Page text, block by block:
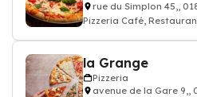
rue du Simplon 45,,
Pizzeria Café,
la Grange
Pizzeria
avenue de la Gare 9,,